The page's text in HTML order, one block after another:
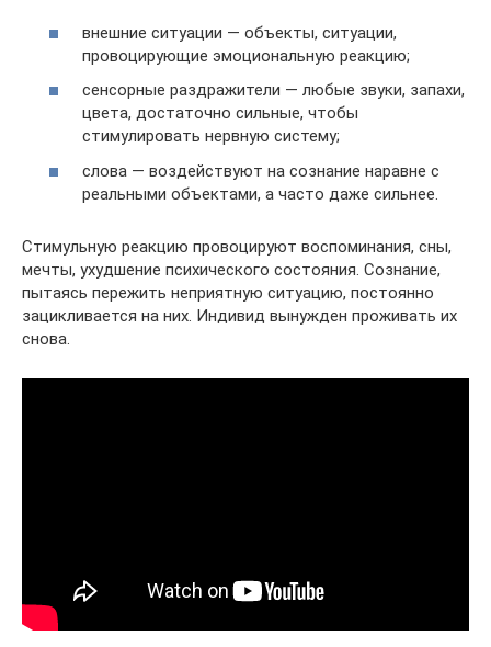
внешние ситуации — объекты, ситуации,
провоцирующие эмоциональную реакцию;
сенсорные раздражители — любые звуки, запахи,
цвета, достаточно сильные, чтобы
стимулировать нервную систему;
слова — воздействуют на сознание наравне с
реальными объектами, а часто даже сильнее.
Стимульную реакцию провоцируют воспоминания, сны,
мечты, ухудшение психического состояния. Сознание,
пытаясь пережить неприятную ситуацию, постоянно
зацикливается на них. Индивид вынужден проживать их
снова.